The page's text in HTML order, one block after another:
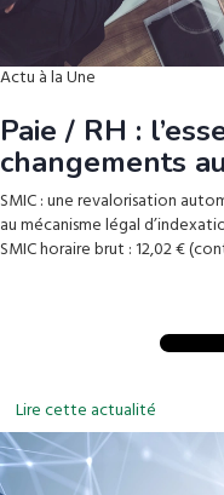
Actu à la Une
Paie / RH :
changements
SMIC : une revalorisation
au mécanisme légal
SMIC horaire brut : 12,02 €
Lire cette actualité